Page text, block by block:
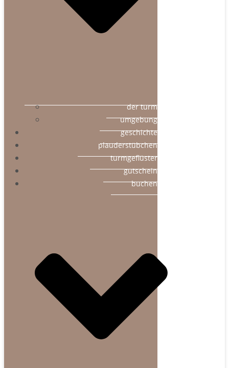
der turm
umgebung
geschichte
plauderstübchen
turmgeflüster
gutschein
buchen